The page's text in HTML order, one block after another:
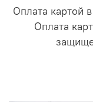
Оплата картой
Оплата